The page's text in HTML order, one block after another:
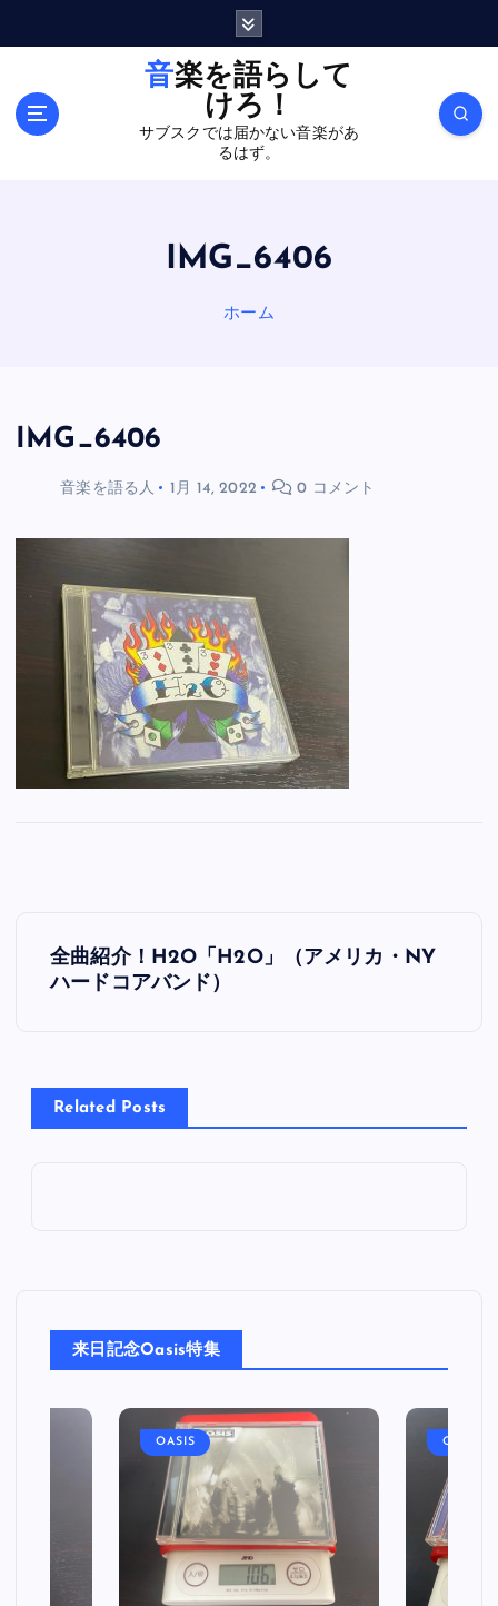
音楽を語らして
けろ！
サブスクでは届かない音楽があ
るはず。
IMG_6406
ホーム
IMG_6406
音楽を語る人 1月 14, 2022 0 コメント
投
稿
ビ
ョ
ン
全曲紹介！H2O「H2O」（アメリカ・NY
ハードコアバンド）
Related Posts
来日記念Oasis特集
OASIS OASIS